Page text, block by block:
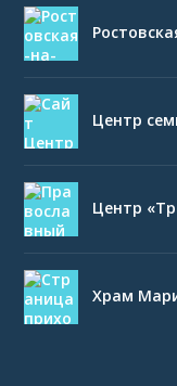
Центр
Центр
Храм